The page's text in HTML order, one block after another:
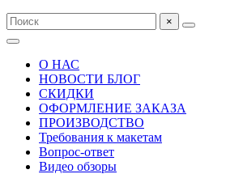
×
О НАС
НОВОСТИ БЛОГ
СКИДКИ
ОФОРМЛЕНИЕ ЗАКАЗА
ПРОИЗВОДСТВО
Требования к макетам
Вопрос-ответ
Видео обзоры